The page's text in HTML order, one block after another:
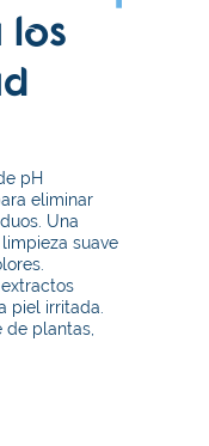
los
pH
eliminar
Una
suave
piel irritada.
de plantas,